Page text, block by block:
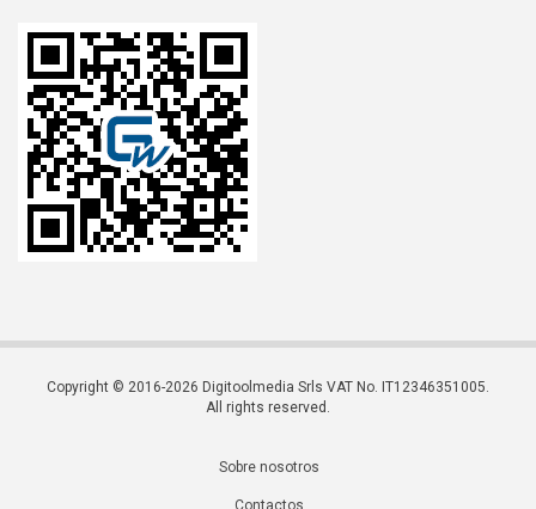
Copyright © 2016-2026 Digitoolmedia Srls VAT No. IT12346351005.
All rights reserved.
Sobre nosotros
Contactos